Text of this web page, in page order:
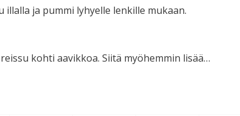
ja pummi lyhyelle lenkille mukaan.
kohti aavikkoa. Siitä myöhemmin lisää…